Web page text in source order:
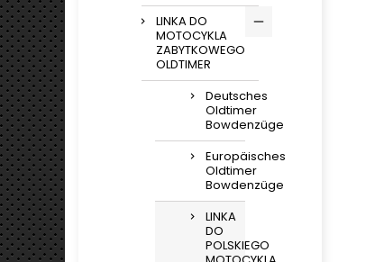
LINKA DO
MOTOCYKLA
ZABYTKOWEGO
OLDTIMER
Deutsches
Oldtimer
Bowdenzüge
Europäisches
Oldtimer
Bowdenzüge
LINKA
DO
POLSKIEGO